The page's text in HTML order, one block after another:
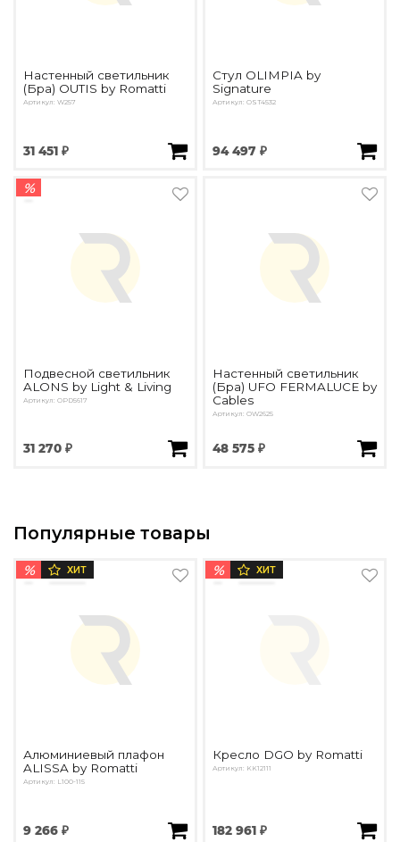
Настенный светильник
(Бра) OUTIS by Romatti
Артикул: W257
31 451 ₽
Стул OLIMPIA by
Signature
Артикул: OST4532
94 497 ₽
%
Подвесной светильник
ALONS by Light & Living
Артикул: OPD5617
31 270 ₽
Настенный светильник
(Бра) UFO FERMALUCE by
Cables
Артикул: OW2625
48 575 ₽
Популярные товары
% ХИТ
Алюминиевый плафон
ALISSA by Romatti
Артикул: L100-115
9 266 ₽
% ХИТ
Кресло DGO by Romatti
Артикул: KK12111
182 961 ₽